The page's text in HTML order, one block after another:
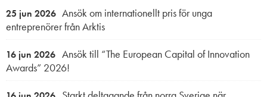
25 jun 2026 Ansök om internationellt pris för unga
entreprenörer från Arktis
16 jun 2026 Ansök till “The European Capital of Innovation
Awards” 2026!